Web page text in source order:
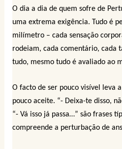
O dia a dia de quem sofre de
uma extrema exigência. Tudo é
milímetro – cada sensação
rodeiam, cada comentário, cada
tudo, mesmo tudo é avaliado ao
O facto de ser pouco visível leva
pouco aceite. “- Deixa-te disso,
“- Vá isso já passa…” são frases
compreende a perturbação de